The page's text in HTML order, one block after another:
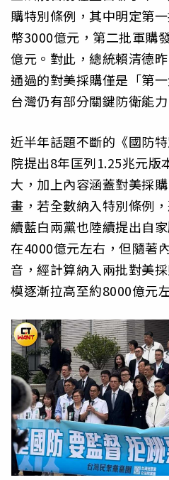
購特別條例，其中明定第
幣3000億元，第二批軍購
億元。對此，總統賴清德
通過的對美採購僅是「第
台灣仍有部分關鍵防衛能
近半年話題不斷的《國防
院提出8年匡列1.25兆元版
大，加上內容涵蓋對美採
畫，若全數納入特別條例
續藍白兩黨也陸續提出自
在4000億元左右，但隨著
音，經計算納入兩批對美
模逐漸拉高至約8000億元